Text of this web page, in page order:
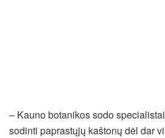
– Kauno botanikos sodo
sodinti paprastųjų kaštonų dėl dar